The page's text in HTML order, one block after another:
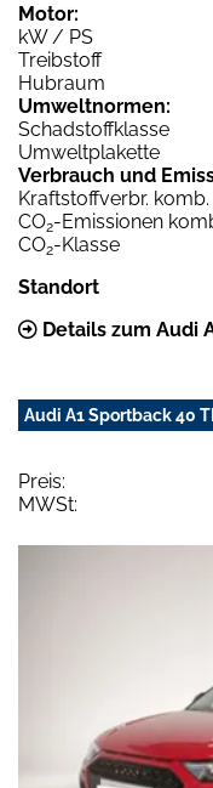
Motor:
kW / PS
Treibstoff
Hubraum
Umweltnormen:
Schadstoffklasse
Umweltplakette
Verbrauch und
Kraftstoffverbr. komb.
CO2-Emissionen
CO2-Klasse
Standort
Details zum Audi
Audi A1 Sportback 40
Preis:
MWSt: